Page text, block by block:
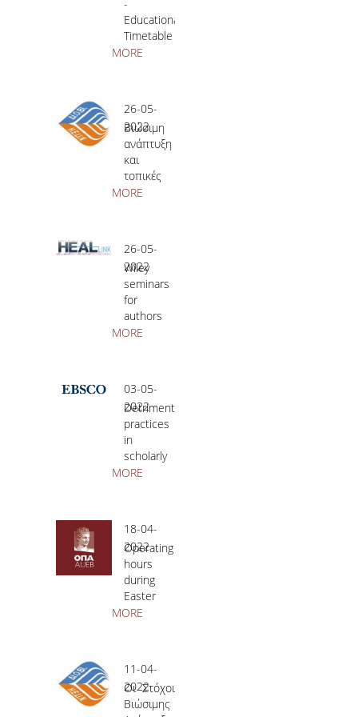
-
Educational
Timetable
- June
MORE
26-05-
2022
Βιώσιμη
ανάπτυξη
και
τοπικές
κοινωνίες:
Δικτύου
Μουσείων
του
Πολιτιστικού
Ιδρύματος
Ομίλου
διάλεξη)|
2.6.2022,
11.00-
12.00
MORE
26-05-
2022
Wiley
seminars
for
authors
about
articles
MORE
03-05-
2022
Detrimental
practices
in
scholarly
publishing
16.00
MORE
18-04-
2022
Operating
hours
during
Easter
holidays
MORE
11-04-
2022
Οι Στόχοι
Βιώσιμης